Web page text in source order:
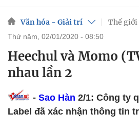
Văn hóa - Giải trí Thế giới
thứ năm, 02/01/2020 - 08:50
Heechul và Momo
nhau lần 2
- Sao Hàn 2/1: Công ty
Label đã xác nhận thông tin